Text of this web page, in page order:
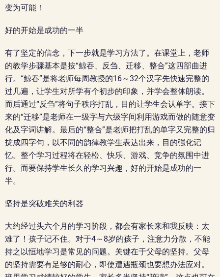
变为可能！
好的开始是成功的一半
有了坚定的信念，下一步就是学习方法了。在课堂上，老师
的教学步骤基本是按“鲸吞、反刍、迁移、整合”这四部曲进
行。“鲸吞”是将老师每周教授的16～32个汉字先快速完整的
过几遍，让学生对所学有个初步的印象，并学会整体朗读。
而后通过“反刍”将句子秩序打乱，目的让学生会认单字。接下
来的“迁移”是老师在一级字与六级字间利用游戏而做的随意变
化及字词讲解。最后的“整合”是老师把打乱的单字又完整的归
拢成四字句，以不同的韵律教学生表达出来，目的强化记
忆。整个学习过程将在轻松、快乐、游戏、竞争的氛围中进
行。而要保持学生长久的学习兴趣，好的开始是成功的一
半。
坚持是突破难关的利器
大约经过头六个月的学习阶段，都会有家长来和我反映：太
难了！孩子记不住。对于4～8岁的孩子，注意力分散，不能
持之以恒地学习是常见的问题。关键在于父母的坚持。父母
的坚持需要有足够的耐心，即使遭遇瓶颈也要想办法应对。